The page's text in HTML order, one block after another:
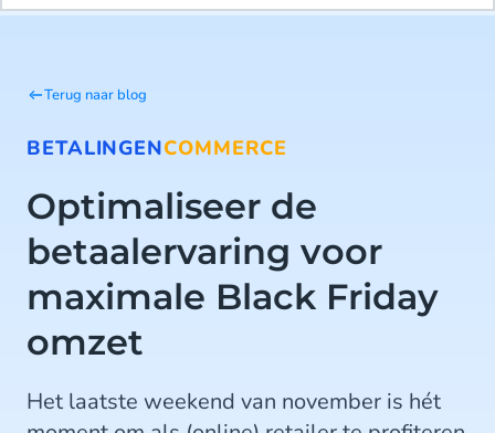
Terug naar blog
BETALINGENCOMMERCE
Optimaliseer de
betaalervaring voor
maximale Black Friday
omzet
Het laatste weekend van november is hét